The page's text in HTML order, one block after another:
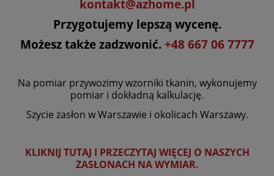
kontakt@azhome.pl
Przygotujemy lepszą wycenę.
Możesz także zadzwonić. +48 667 06 7777
Na pomiar przywozimy wzorniki tkanin, wykonujemy
pomiar i dokładną kalkulację.
Szycie zasłon w Warszawie i okolicach Warszawy.
KLIKNIJ TUTAJ I PRZECZYTAJ WIĘCEJ O NASZYCH
ZASŁONACH NA WYMIAR.